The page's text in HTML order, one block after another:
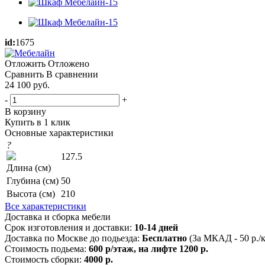
id:1675
Отложить Отложено
Сравнить В сравнении
24 100 руб.
-
+
В корзину
Купить в 1 клик
Основные характеристики
?
Длина (см)
127.5
Глубина (см) 50
Высота (см)
210
Все характеристики
Доставка и сборка мебели
Срок изготовления и доставки: 10-14 дней
Доставка по Москве до подьезда: Бесплатно (За МКАД - 50 р./
Стоимость подьема: 600 р/этаж, на лифте 1200 р.
Стоимость сборки: 4000 р.